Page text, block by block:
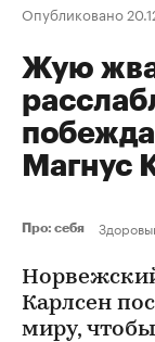
Опубликовано
Жую
Магнус
Про: себя
Карлсен
миру, чтобы